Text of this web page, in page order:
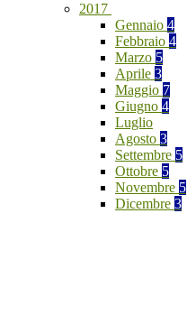
2017
Gennaio 4
Febbraio 4
Marzo 5
Aprile 3
Maggio 7
Giugno 4
Luglio
Agosto 3
Settembre 5
Ottobre 5
Novembre 5
Dicembre 3